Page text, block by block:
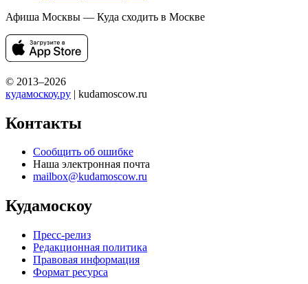
Афиша Москвы — Куда сходить в Москве
© 2013–2026
кудамоскоу.ру | kudamoscow.ru
Контакты
Сообщить об ошибке
Наша электронная почта
mailbox@kudamoscow.ru
Кудамоскоу
Пресс-релиз
Редакционная политика
Правовая информация
Формат ресурса